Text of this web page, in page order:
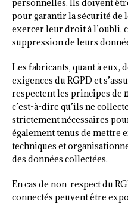
personnelles. Ils doivent
pour garantir la sécurité de
exercer leur droit à l’oubli,
suppression de leurs
Les fabricants, quant à eux,
exigences du RGPD et
respectent les principes de
c’est-à-dire qu’ils ne
strictement nécessaires
également tenus de mettre
techniques et
des données collectées.
En cas de non-respect du
connectés peuvent être